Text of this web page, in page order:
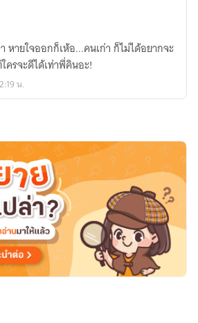
หายใจออกก็เห้อ...คนเก่า ก็ไม่ได้อยากจะ
รจะดีได้เท่าพี่คินอะ!
น.